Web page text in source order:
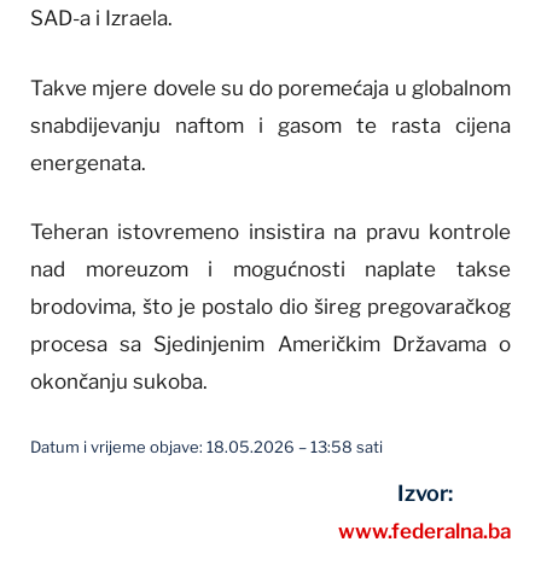
SAD-a i Izraela.
Takve mjere dovele su do poremećaja u globalnom
snabdijevanju naftom i gasom te rasta cijena
energenata.
Teheran istovremeno insistira na pravu kontrole
nad moreuzom i mogućnosti naplate takse
brodovima, što je postalo dio šireg pregovaračkog
procesa sa Sjedinjenim Američkim Državama o
okončanju sukoba.
Datum i vrijeme objave: 18.05.2026 – 13:58 sati
Izvor:
www.federalna.ba